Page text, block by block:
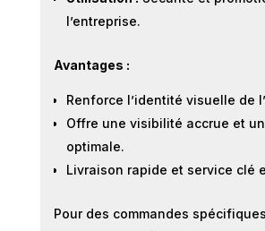
l’entreprise.
Avantages :
Renforce l’identité visuelle de
Offre une visibilité accrue et
optimale.
Livraison rapide et service clé
Pour des commandes